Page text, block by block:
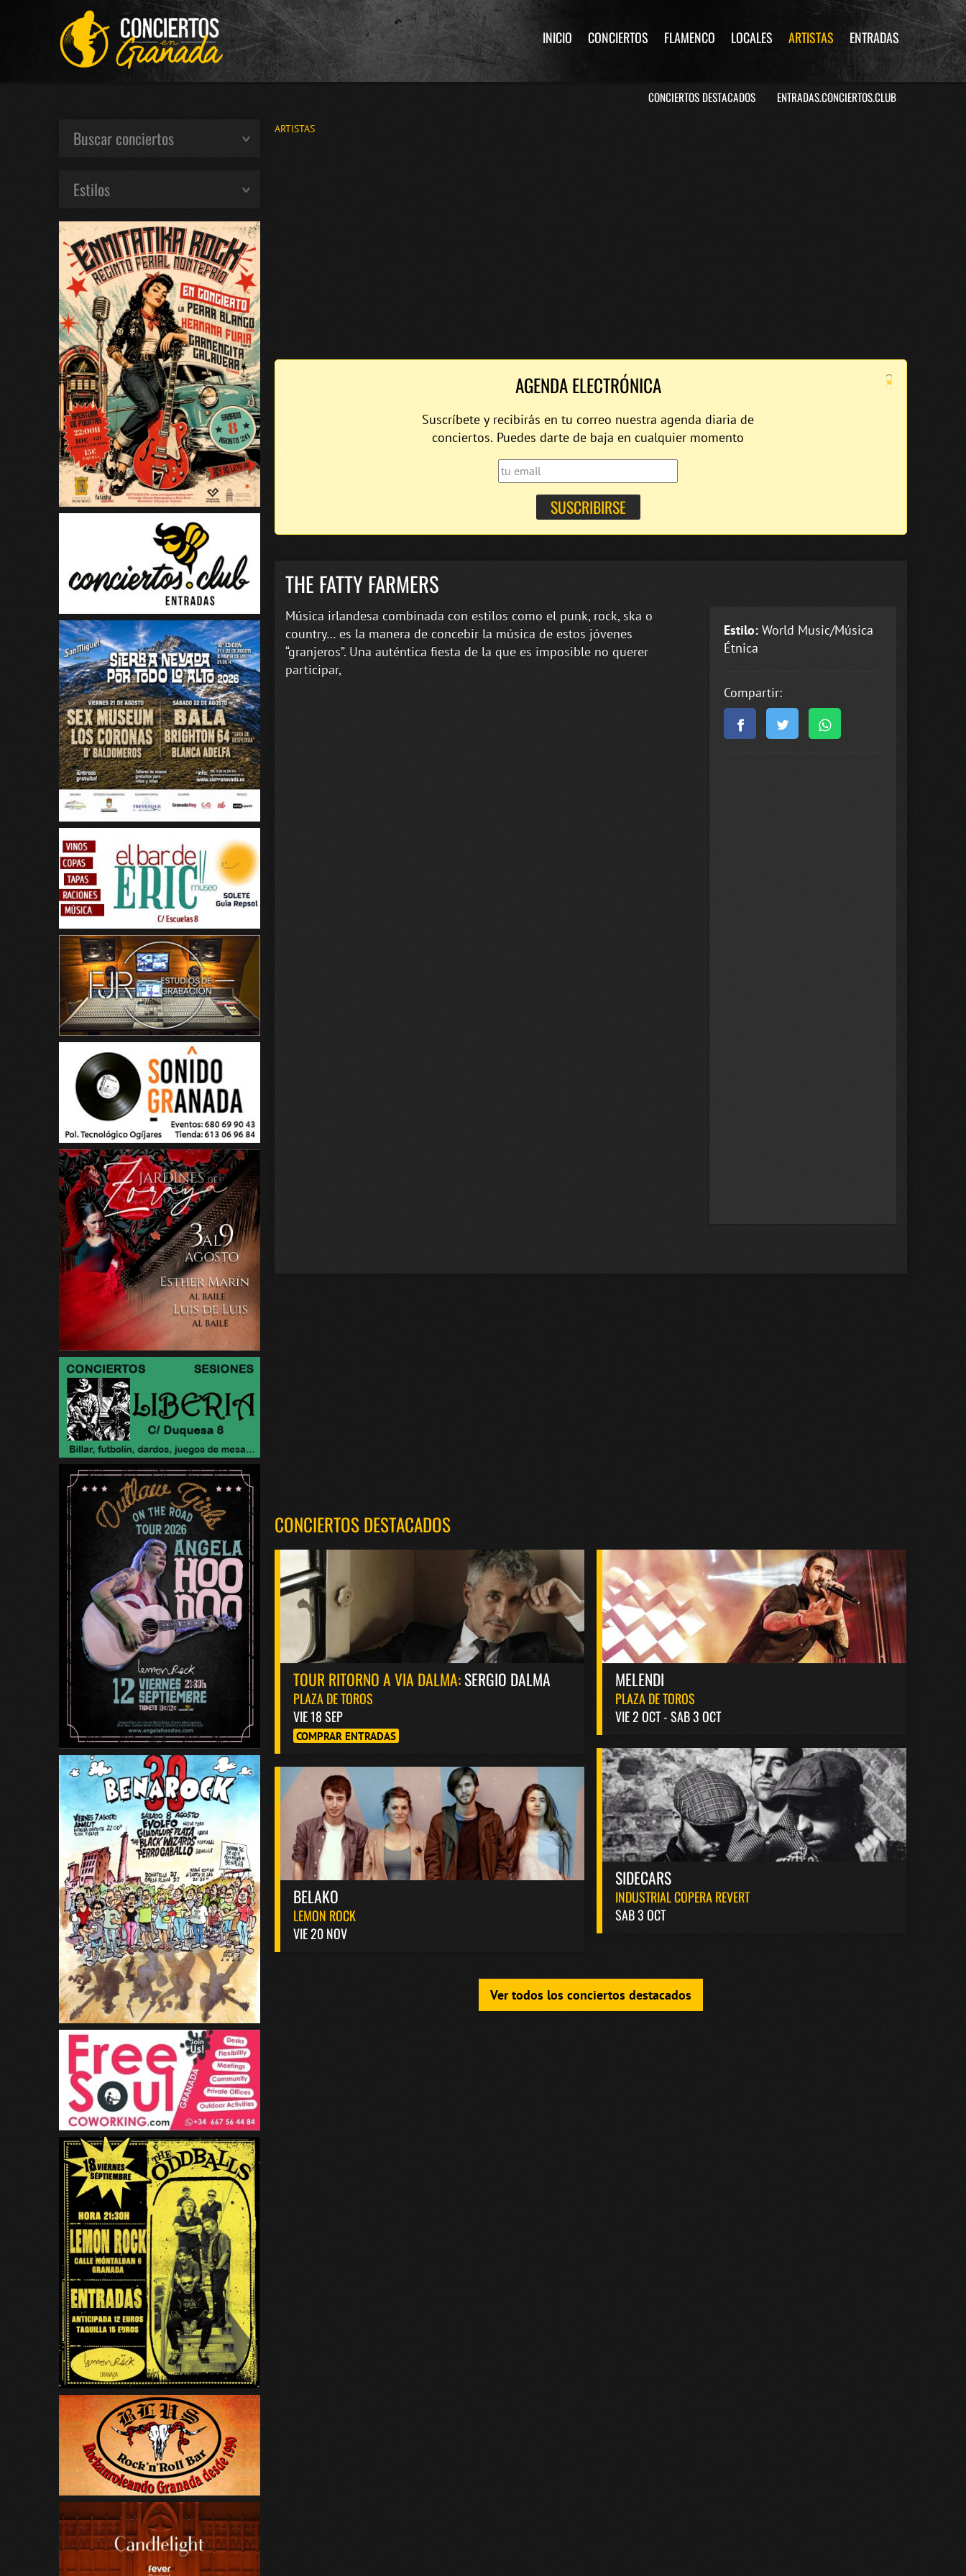
INICIO CONCIERTOS FLAMENCO LOCALES ARTISTAS ENTRADAS
CONCIERTOS DESTACADOS ENTRADAS.CONCIERTOS.CLUB
ARTISTAS
×
AGENDA ELECTRÓNICA
Suscríbete y recibirás en tu correo nuestra agenda diaria de
conciertos. Puedes darte de baja en cualquier momento
THE FATTY FARMERS
Estilo: World Music/Música
Étnica
Compartir:
Música irlandesa combinada con estilos como el punk, rock, ska o
country… es la manera de concebir la música de estos jóvenes
“granjeros”. Una auténtica fiesta de la que es imposible no querer
participar,
CONCIERTOS DESTACADOS
TOUR RITORNO A VIA DALMA:SERGIO DALMA
PLAZA DE TOROS
VIE 18 SEP
COMPRAR ENTRADAS
MELENDI
PLAZA DE TOROS
VIE 2 OCT - SAB 3 OCT
SIDECARS
INDUSTRIAL COPERA REVERT
SAB 3 OCT
BELAKO
LEMON ROCK
VIE 20 NOV
Ver todos los conciertos destacados
Buscar conciertos
Estilos